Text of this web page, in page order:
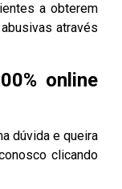
a obterem
através
online
dúvida e queira
clicando